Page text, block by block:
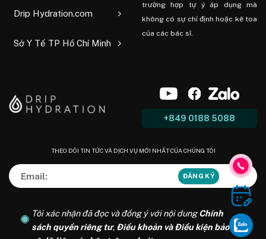
Drip Hydration.com
Sở Y Tế TP Hồ Chí Minh
trường hợp tự ý áp dụng mà
không có sự chỉ định hoặc kê toa
của các bác sĩ.
+849 0188 5088
THEO DÕI TIN TỨC VÀ DỊCH VỤ MỚI NHẤT CỦA CHÚNG TÔI
Tôi xác nhận đã đọc và đồng ý với nội dungChính
sách quyền riêng tư, Điều khoản và Điều kiện bảo